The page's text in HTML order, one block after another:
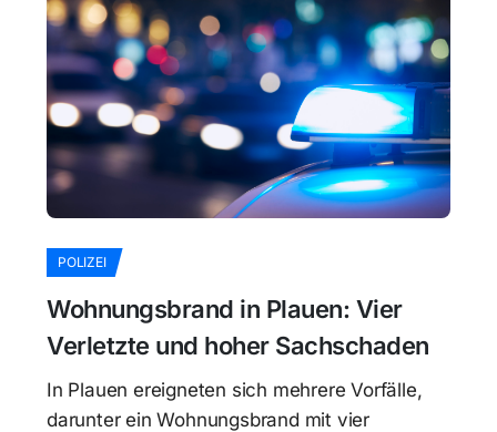
POLIZEI
Wohnungsbrand in Plauen: Vier
Verletzte und hoher Sachschaden
In Plauen ereigneten sich mehrere Vorfälle,
darunter ein Wohnungsbrand mit vier